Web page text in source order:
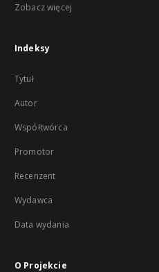
Zobacz więcej
Indeksy
Tytuł
Autor
Współtwórca
Promotor
Recenzent
Wydawca
Data wydania
O Projekcie